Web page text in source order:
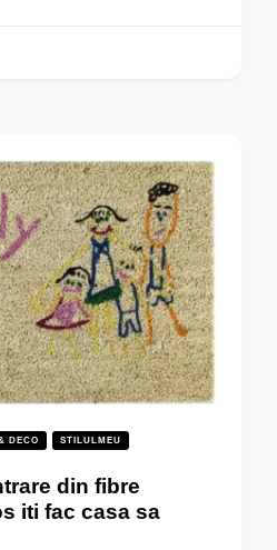
DECO STILULMEU
din fibre
iti fac casa sa